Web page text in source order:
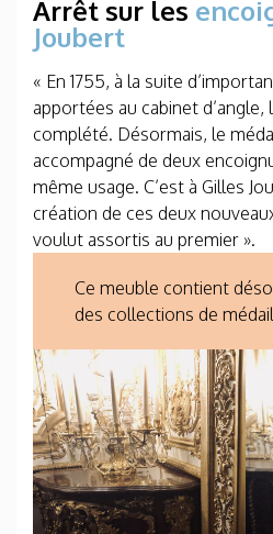
Arrêt sur les
Joubert
« En 1755, à la suite
apportées au cabinet
complété. Désormais, le
accompagné de deux
même usage. C’est à Gilles
création de ces deux
voulut assortis au premier ».
Ce meuble contient
des collections de